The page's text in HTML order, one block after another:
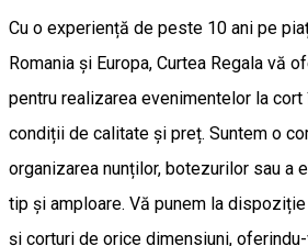
Cu o experiență de peste 10 ani pe
Romania și Europa, Curtea Regala vă
pentru realizarea evenimentelor la cort
condiții de calitate și preț. Suntem o
organizarea nunților, botezurilor sau a
tip și amploare. Vă punem la
și corturi de orice dimensiuni,